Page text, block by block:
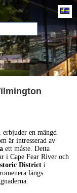
en mängd
är intresserad av
ett måste. Detta
i Cape Fear River och
Districti
längs